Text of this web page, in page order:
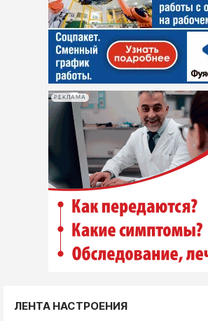
РЕКЛАМА
ЛЕНТА НАСТРОЕНИЯ